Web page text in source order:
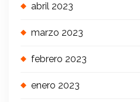
abril 2023
marzo 2023
febrero 2023
enero 2023